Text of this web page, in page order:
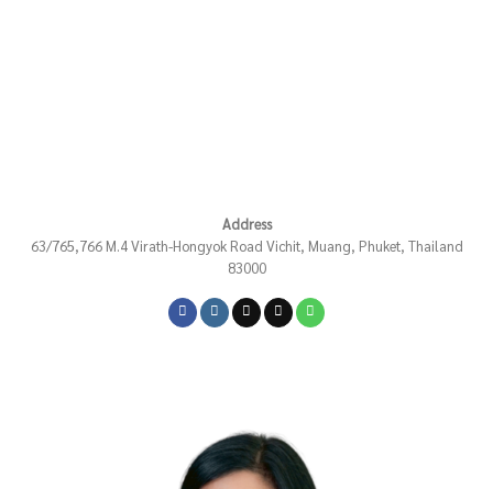
Address
63/765,766 M.4 Virath-Hongyok Road Vichit, Muang, Phuket, Thailand
83000